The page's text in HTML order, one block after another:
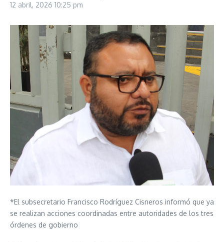
12 abril, 2026 10:25 pm
*El subsecretario Francisco Rodríguez Cisneros informó que ya
se realizan acciones coordinadas entre autoridades de los tres
órdenes de gobierno